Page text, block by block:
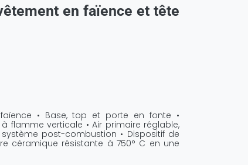
en faïence et tête
• Base, top et porte en fonte •
flamme verticale • Air primaire réglable,
post-combustion • Dispositif de
céramique résistante à 750° C en une